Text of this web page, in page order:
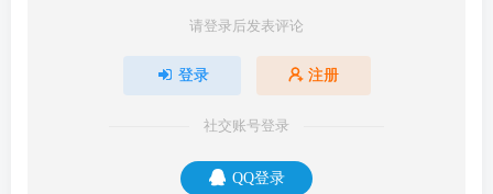
请登录后发表评论
登录 注册
社交账号登录
QQ登录